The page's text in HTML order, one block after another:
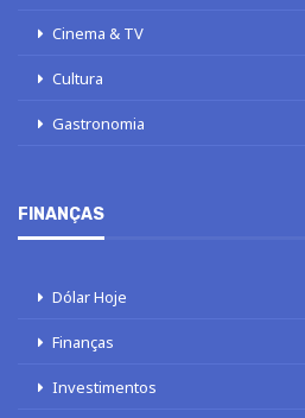
Cinema & TV
Cultura
Gastronomia
FINANÇAS
Dólar Hoje
Finanças
Investimentos